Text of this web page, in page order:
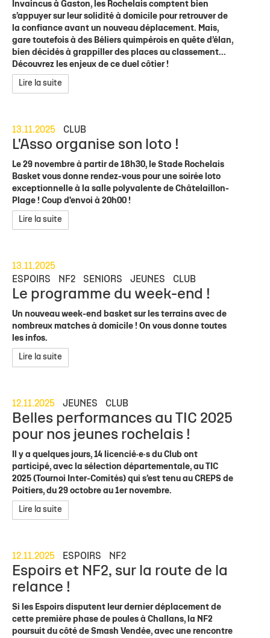
Invaincus à Gaston, les Rochelais comptent bien
s’appuyer sur leur solidité à domicile pour retrouver de
la confiance avant un nouveau déplacement. Mais,
gare toutefois à des Béliers quimpérois en quête d’élan,
bien décidés à grappiller des places au classement...
Découvrez les enjeux de ce duel côtier !
Lire la suite
13.11.2025 CLUB
L'Asso organise son loto !
Le 29 novembre à partir de 18h30, le Stade Rochelais
Basket vous donne rendez-vous pour une soirée loto
exceptionnelle à la salle polyvalente de Châtelaillon-
Plage ! Coup d'envoi à 20h00 !
Lire la suite
13.11.2025
ESPOIRS
NF2 SENIORS JEUNES CLUB
Le programme du week-end !
Un nouveau week-end basket sur les terrains avec de
nombreux matches à domicile ! On vous donne toutes
les infos.
Lire la suite
12.11.2025 JEUNES CLUB
Belles performances au TIC 2025
pour nos jeunes rochelais !
Il y a quelques jours, 14 licencié·e·s du Club ont
participé, avec la sélection départementale, au TIC
2025 (Tournoi Inter-Comités) qui s’est tenu au CREPS de
Poitiers, du 29 octobre au 1er novembre.
Lire la suite
12.11.2025 ESPOIRS NF2
Espoirs et NF2, sur la route de la
relance !
Si les Espoirs disputent leur dernier déplacement de
cette première phase de poules à Challans, la NF2
poursuit du côté de Smash Vendée, avec une rencontre